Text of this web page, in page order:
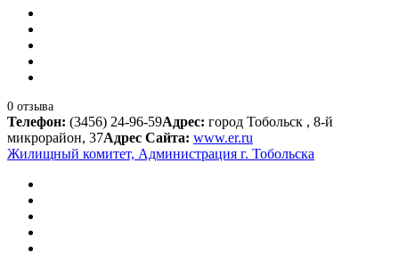
0 отзыва
Телефон: (3456) 24-96-59Адрес: город Тобольск , 8-й
микрорайон, 37Адрес Сайта: www.er.ru
Жилищный комитет, Администрация г. Тобольска